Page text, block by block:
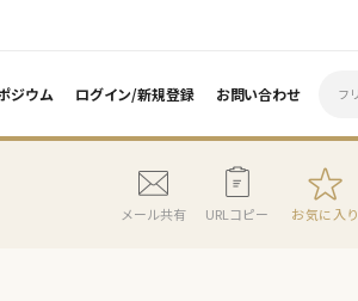
ジウム ログイン/新規登録 お問い合わせ
メール共有 URLコピー お気に入り